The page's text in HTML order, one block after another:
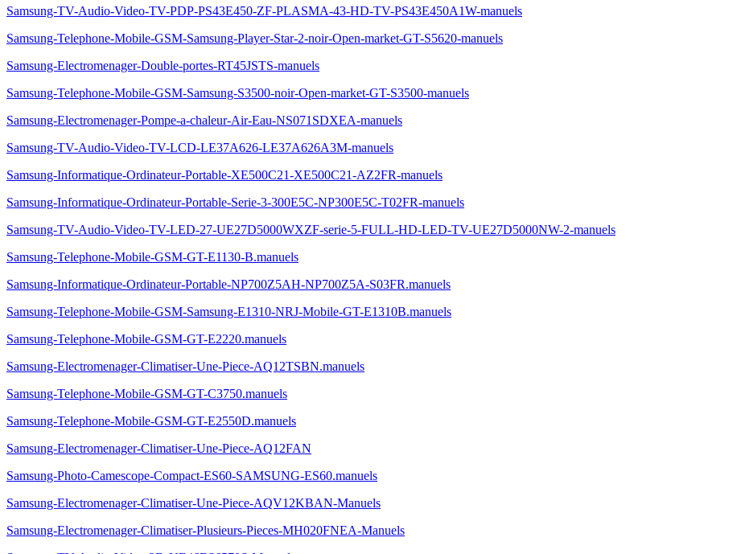
Samsung-TV-Audio-Video-TV-PDP-PS43E450-ZF-PLASMA-43-HD-TV-PS43E450A1W-manuels
Samsung-Telephone-Mobile-GSM-Samsung-Player-Star-2-noir-Open-market-GT-S5620-manuels
Samsung-Electromenager-Double-portes-RT45JSTS-manuels
Samsung-Telephone-Mobile-GSM-Samsung-S3500-noir-Open-market-GT-S3500-manuels
Samsung-Electromenager-Pompe-a-chaleur-Air-Eau-NS071SDXEA-manuels
Samsung-TV-Audio-Video-TV-LCD-LE37A626-LE37A626A3M-manuels
Samsung-Informatique-Ordinateur-Portable-XE500C21-XE500C21-AZ2FR-manuels
Samsung-Informatique-Ordinateur-Portable-Serie-3-300E5C-NP300E5C-T02FR-manuels
Samsung-TV-Audio-Video-TV-LED-27-UE27D5000WXZF-serie-5-FULL-HD-LED-TV-UE27D5000NW-2-manuels
Samsung-Telephone-Mobile-GSM-GT-E1130-B.manuels
Samsung-Informatique-Ordinateur-Portable-NP700Z5AH-NP700Z5A-S03FR.manuels
Samsung-Telephone-Mobile-GSM-Samsung-E1310-NRJ-Mobile-GT-E1310B.manuels
Samsung-Telephone-Mobile-GSM-GT-E2220.manuels
Samsung-Electromenager-Climatiser-Une-Piece-AQ12TSBN.manuels
Samsung-Telephone-Mobile-GSM-GT-C3750.manuels
Samsung-Telephone-Mobile-GSM-GT-E2550D.manuels
Samsung-Electromenager-Climatiser-Une-Piece-AQ12FAN
Samsung-Photo-Camescope-Compact-ES60-SAMSUNG-ES60.manuels
Samsung-Electromenager-Climatiser-Une-Piece-AQV12KBAN-Manuels
Samsung-Electromenager-Climatiser-Plusieurs-Pieces-MH020FNEA-Manuels